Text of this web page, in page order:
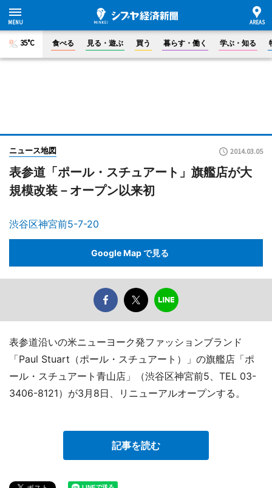
35°C 食べる 見る・遊ぶ 買う 暮らす・働く 学ぶ・知る
ニュース地図 2014.03.05
表参道「ポール・スチュアート」旗艦店が大
規模改装－オープン以来初
渋谷区神宮前5-7-20
Google Map で見る
表参道沿いの米ニューヨーク発ファッションブランド
「Paul Stuart（ポール・スチュアート）」の旗艦店「ポ
ール・スチュアート青山店」（渋谷区神宮前5、TEL 03-
3406-8121）が3月8日、リニューアルオープンする。
記事を読む